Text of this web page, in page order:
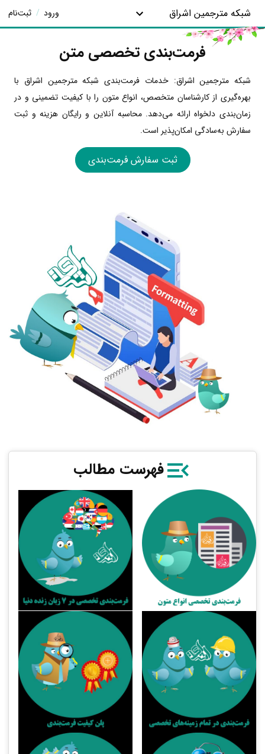
شبکه مترجمین اشراق ورود / ثبت‌نام
فرمت‌بندی تخصصی متن
شبکه مترجمین اشراق: خدمات فرمت‌بندی شبکه مترجمین اشراق با
بهره‌گیری از کارشناسان متخصص، انواع متون را با کیفیت تضمینی و در
زمان‌بندی دلخواه ارائه می‌دهد. محاسبه آنلاین و رایگان هزینه و ثبت
سفارش به‌سادگی امکان‌پذیر است.
ثبت سفارش فرمت‌بندی
فهرست مطالب